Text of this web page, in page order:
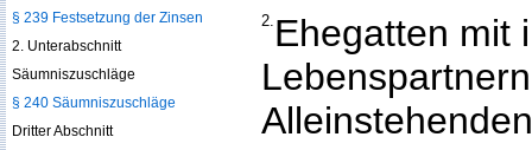
2. Ehegatten mit
§ 239 Festsetzung der Zinsen
2. Unterabschnitt
Säumniszuschläge
§ 240 Säumniszuschläge
Dritter Abschnitt